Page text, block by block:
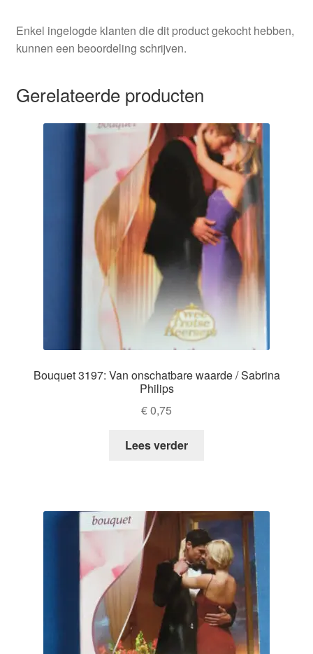
Enkel ingelogde klanten die dit product gekocht hebben,
kunnen een beoordeling schrijven.
Gerelateerde producten
Bouquet 3197: Van onschatbare waarde / Sabrina
Philips
€0,75
Lees verder